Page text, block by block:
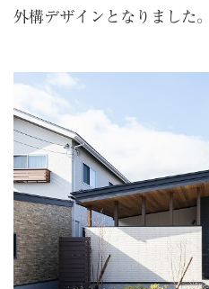
外構デザインとなりました。